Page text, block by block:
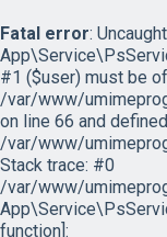
Fatal error:
#1 ($user) must be
/var/www/
on line 66 and
/var/www/
Stack trace: #0
/var/www/
function]: